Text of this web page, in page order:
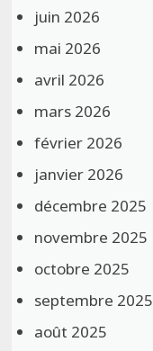
juin 2026
mai 2026
avril 2026
mars 2026
février 2026
janvier 2026
décembre 2025
novembre 2025
octobre 2025
septembre 2025
août 2025